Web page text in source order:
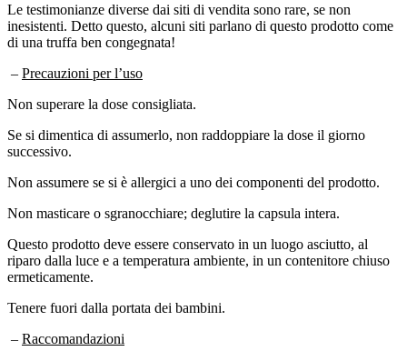
Le testimonianze diverse dai siti di vendita sono rare, se non
inesistenti. Detto questo, alcuni siti parlano di questo prodotto come
di una truffa ben congegnata!
– Precauzioni per l’uso
Non superare la dose consigliata.
Se si dimentica di assumerlo, non raddoppiare la dose il giorno
successivo.
Non assumere se si è allergici a uno dei componenti del prodotto.
Non masticare o sgranocchiare; deglutire la capsula intera.
Questo prodotto deve essere conservato in un luogo asciutto, al
riparo dalla luce e a temperatura ambiente, in un contenitore chiuso
ermeticamente.
Tenere fuori dalla portata dei bambini.
– Raccomandazioni